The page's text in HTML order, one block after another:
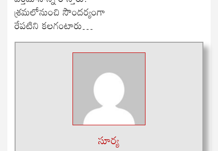
శ్రమలోనుంచి సౌందర్యంగా
రేపటిని కలగంటారు…
సూర్య